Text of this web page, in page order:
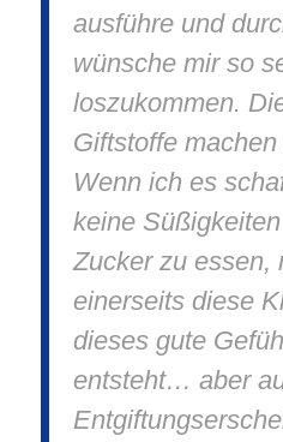
ausführe und
wünsche mir so
loszukommen.
Giftstoffe
Wenn ich es
keine
Zucker zu essen,
einerseits diese
dieses gute
entsteht… aber